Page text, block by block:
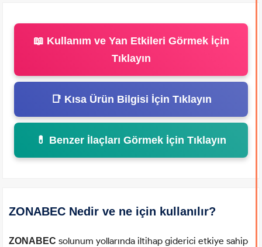
📖 Kullanım ve Yan Etkileri Görmek İçin
Tıklayın
📑 Kısa Ürün Bilgisi İçin Tıklayın
💊 Benzer İlaçları Görmek İçin Tıklayın
ZONABEC Nedir ve ne için kullanılır?
ZONABECsolunum yollarında iltihap giderici etkiye sahip